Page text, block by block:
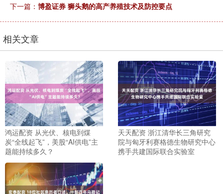
下一篇： 博盈证券 狮头鹅的高产养殖技术及防控要点
相关文章
鸿运配资 从光伏、核电到煤
炭“全线起飞”，美股“AI供电”主
题能持续多久？
天天配资 浙江清华长三角研究
院与匈牙利赛格德生物研究中心
携手共建国际联合实验室